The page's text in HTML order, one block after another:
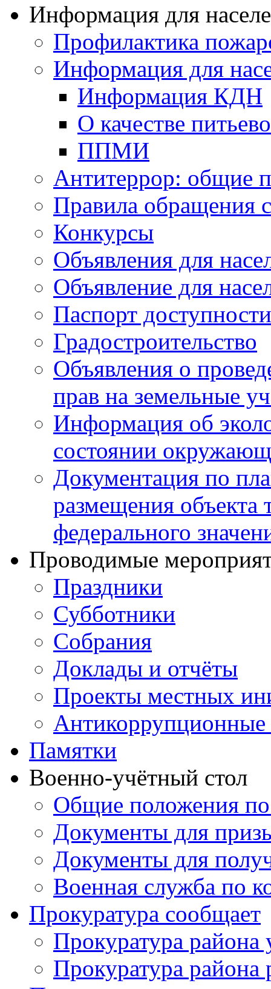
Информация для
Профилактика
Информация для
Информация КДН
О качестве
ППМИ
Антитеррор: общие
Правила обращения
Конкурсы
Объявления для
Объявление для
Паспорт доступности
Градостроительство
Объявления о
прав на земельные
Информация об
состоянии
Документация по
размещения объекта
федерального
Проводимые
Праздники
Субботники
Собрания
Доклады и отчёты
Проекты местных
Антикоррупционные
Памятки
Военно-учётный стол
Общие положения
Документы для
Документы для
Военная служба по
Прокуратура сообщает
Прокуратура района
Прокуратура района